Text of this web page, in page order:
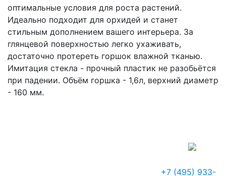
оптимальные условия для роста растений.
Идеально подходит для орхидей и станет
стильным дополнением вашего интерьера. За
глянцевой поверхностью легко ухаживать,
достаточно протереть горшок влажной тканью.
Имитация стекла - прочный пластик не разобьётся
при падении. Объём горшка - 1,6л, верхний диаметр
- 160 мм.
+7 (495) 933-